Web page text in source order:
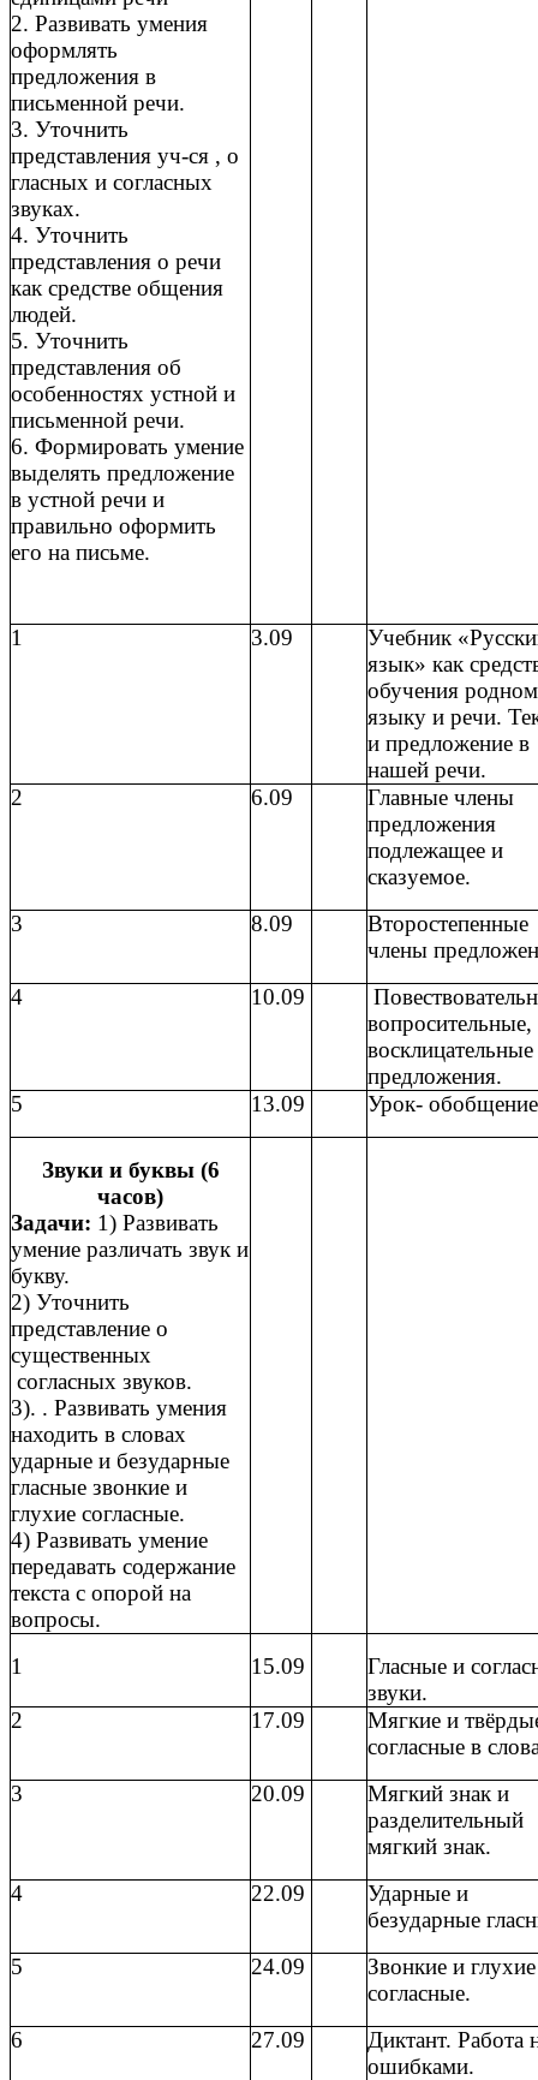
2. Развивать умения
оформлять
предложения в
письменной речи.
3. Уточнить
представления уч-ся , о
гласных и согласных
звуках.
4. Уточнить
представления о речи
как средстве общения
людей.
5. Уточнить
представления об
особенностях устной и
письменной речи.
6. Формировать умение
выделять предложение
в устной речи и
правильно оформить
его на письме.
1 3.09
Учебник
язык» как
обучения
языку и речи.
и предложение в
нашей речи.
2
6.09
Главные члены
предложения
подлежащее и
сказуемое.
3
8.09
Второстепенные
члены
4
10.09
вопросительные,
восклицательные
предложения.
5
13.09 Урок-
Звуки и буквы (6
часов)
Задачи: 1) Развивать
умение различать звук и
букву.
2) Уточнить
представление о
существенных
согласных звуков.
3). . Развивать умения
находить в словах
ударные и безударные
гласные звонкие и
глухие согласные.
4) Развивать умение
передавать содержание
текста с опорой на
вопросы.
1
15.09
Гласные и
звуки.
2
17.09
Мягкие и
согласные в
3
20.09
Мягкий знак и
разделительный
мягкий знак.
4
22.09
Ударные и
безударные
5
24.09
Звонкие и глухие
согласные.
6
27.09
Диктант. Работа
ошибками.